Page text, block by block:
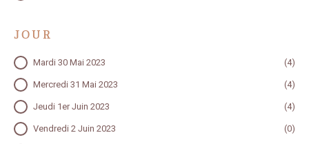
JOUR
JOURMardi 30 Mai 2023 (4)
Mercredi 31 Mai 2023 (4)
Jeudi 1er Juin 2023 (4)
Vendredi 2 Juin 2023 (0)